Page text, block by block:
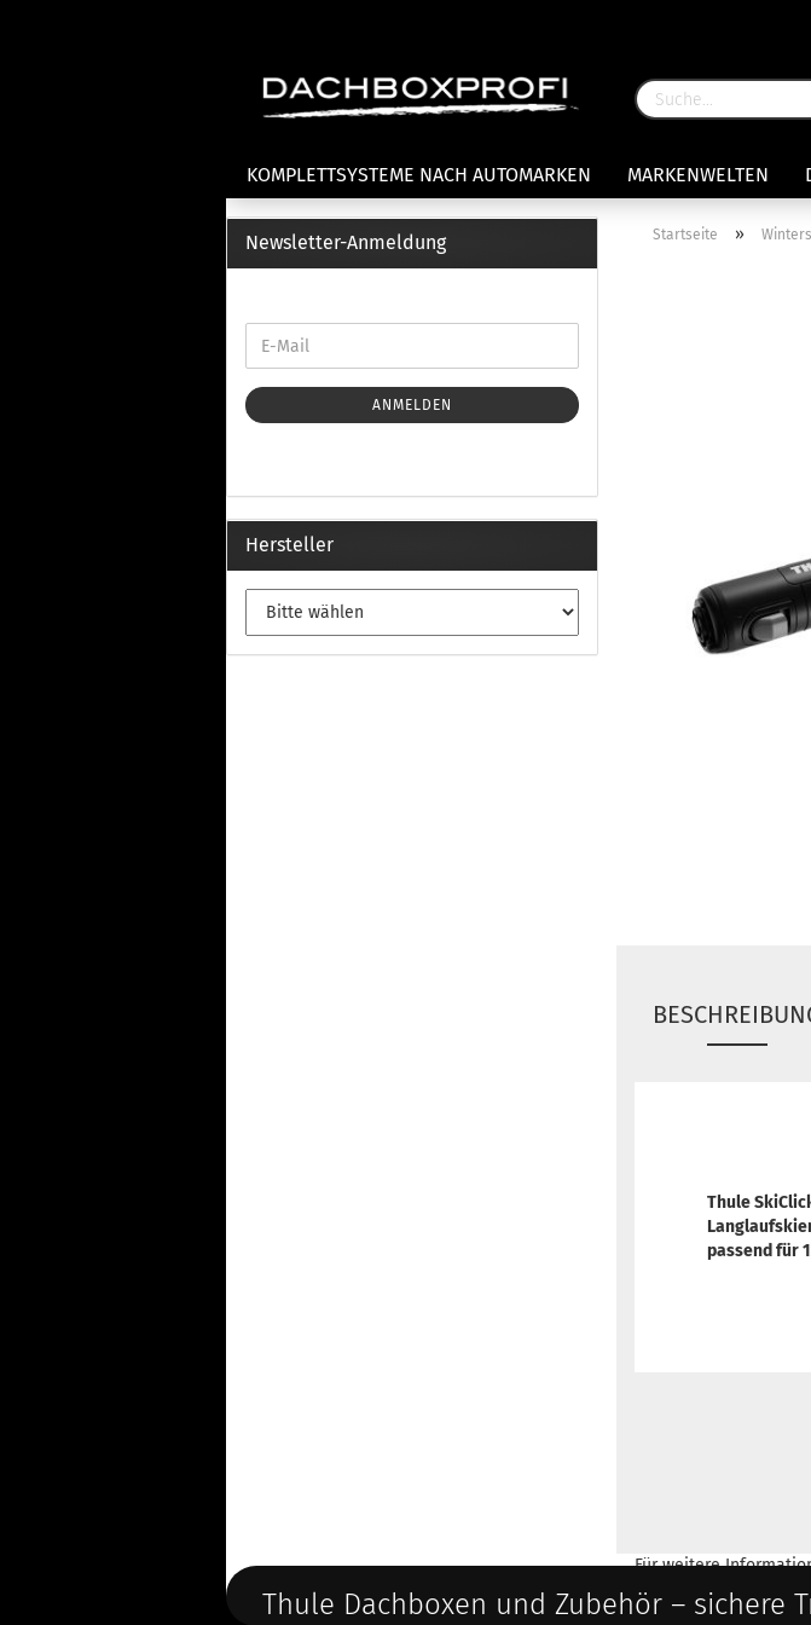
KOMPLETTSYSTEME NACH AUTOMARKEN MARKENWELTEN
Heckklappenfahrradträger
Anhängekupplungsträger
E-Bike Fahrradträger
Universaltträger Reling
Thule Montagekits 50.. für 7105
Fußsatz Fahrzeuge mit
integrierter Reling
Thule Montagekits 60.. für 7106
Startseite »
Thule
passend für
Für weitere
Newsletter-Anmeldung
ANMELDEN
Hersteller
Thule Dachboxen und Zubehör – sichere